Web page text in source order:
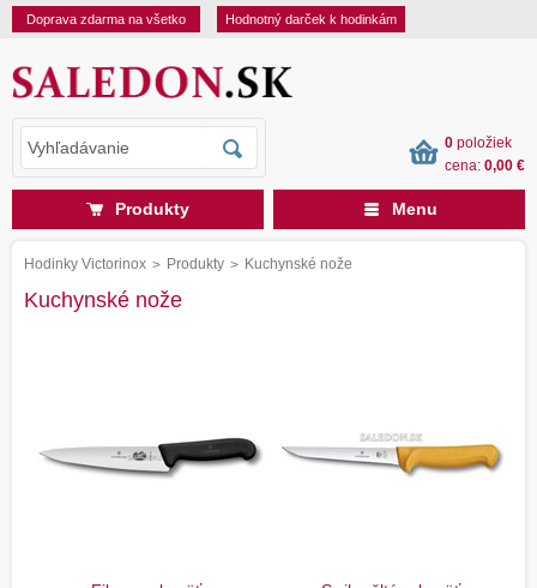
Doprava zdarma na všetko Hodnotný darček k hodinkám
0 položiek
cena: 0,00 €
Produkty Menu
Hodinky Victorinox > Produkty > Kuchynské nože
Kuchynské nože